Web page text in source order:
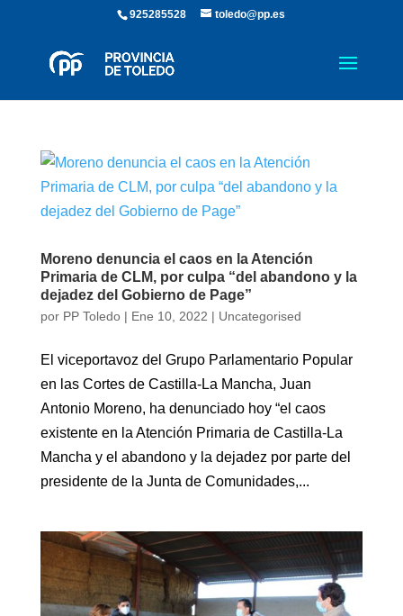
925285528 toledo@pp.es
Moreno denuncia el caos en la Atención
Primaria de CLM, por culpa “del abandono y la
dejadez del Gobierno de Page”
por PP Toledo| Ene 10, 2022 | Uncategorised
El viceportavoz del Grupo Parlamentario Popular
en las Cortes de Castilla-La Mancha, Juan
Antonio Moreno, ha denunciado hoy “el caos
existente en la Atención Primaria de Castilla-La
Mancha y el abandono y la dejadez por parte del
presidente de la Junta de Comunidades,...